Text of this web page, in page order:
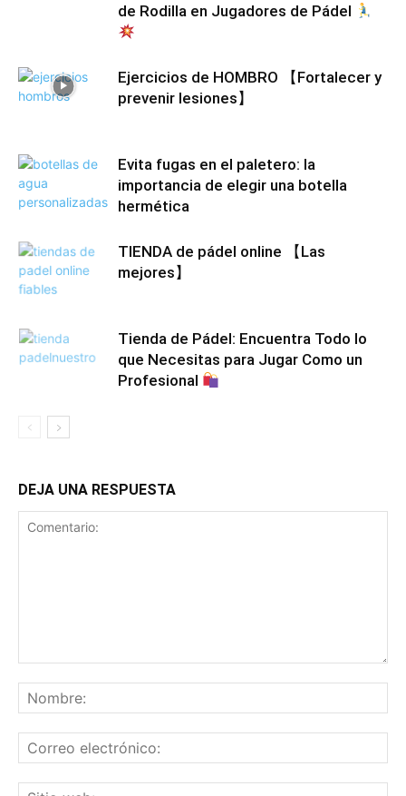
de Rodilla en Jugadores de Pádel
Ejercicios de HOMBRO 【Fortalecer y
prevenir lesiones】
Evita fugas en el paletero: la
importancia de elegir una botella
hermética
TIENDA de pádel online 【Las
mejores】
Tienda de Pádel: Encuentra Todo lo
que Necesitas para Jugar Como un
Profesional
DEJA UNA RESPUESTA